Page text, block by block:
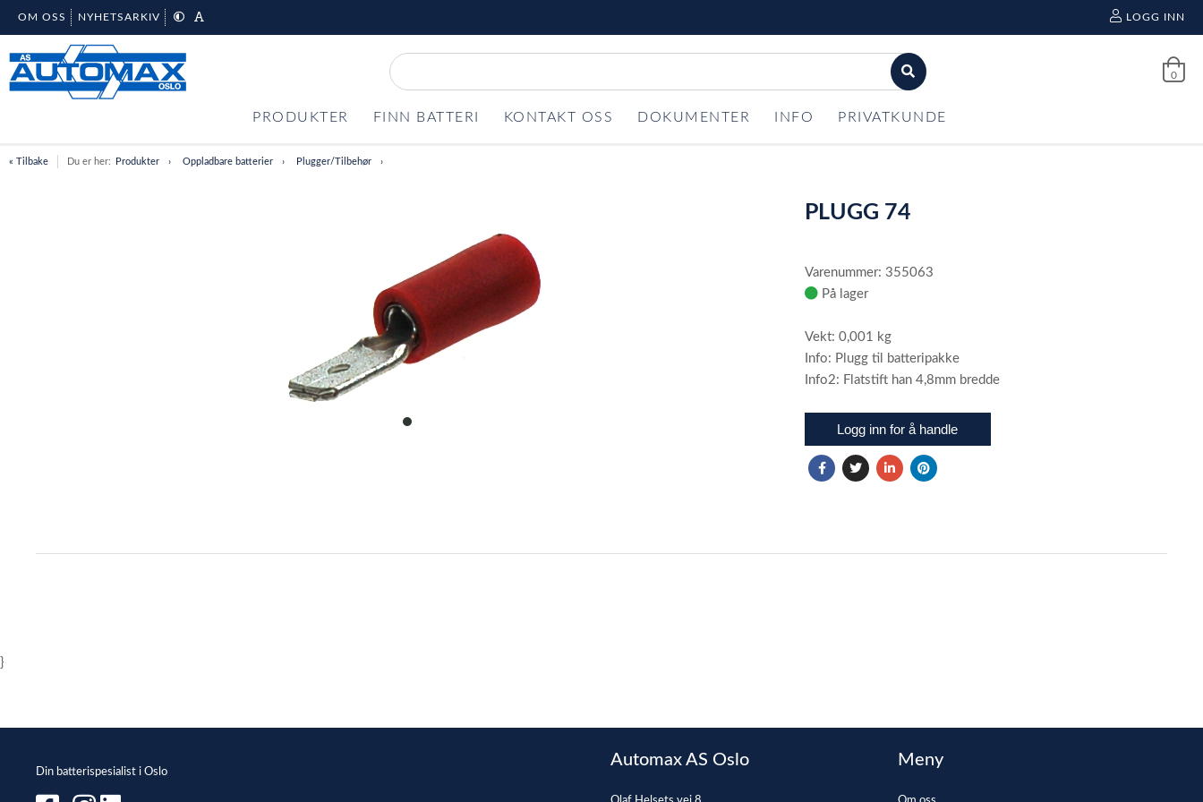
OM OSS NYHETSARKIV LOGG INN
0
PRODUKTER FINN BATTERI KONTAKT OSS DOKUMENTER INFO PRIVATKUNDE
« Tilbake Du er her: Produkter Oppladbare batterier Plugger/Tilbehør
item
PLUGG 74
Varenummer: 355063
På lager
Vekt: 0,001 kg
Info: Plugg til batteripakke
Info2: Flatstift han 4,8mm bredde
Logg inn for å handle
}
Din batterispesialist i Oslo
Automax AS Oslo Meny